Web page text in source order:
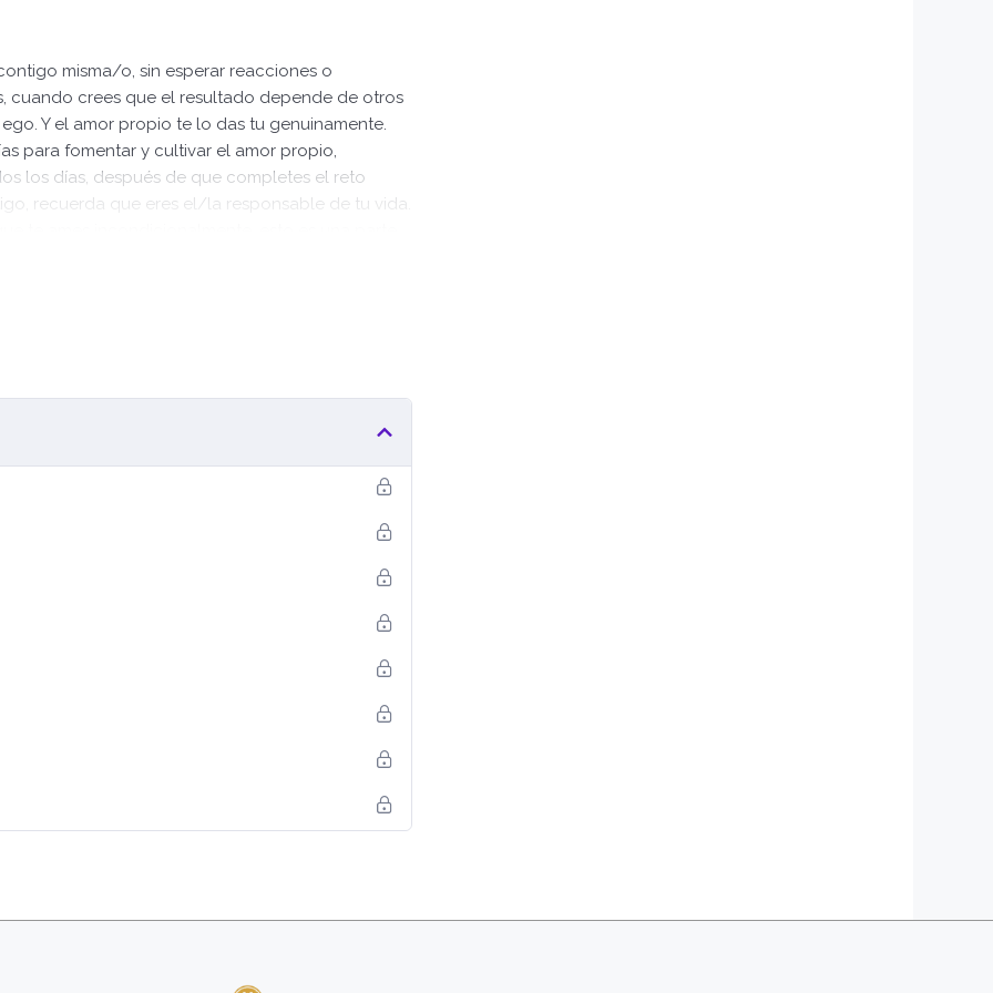
misma/o, sin esperar reacciones o
cuando crees que el resultado depende de otros
Y el amor propio te lo das tu genuinamente.
para fomentar y cultivar el amor propio,
los días, después de que completes el reto
recuerda que eres el/la responsable de tu vida.
y mantenerla, cultivarla con acciones,
disfrutar de tu compañía y a reconocer tu valor.
cuando quieres, aquí lo importante y lo esencial